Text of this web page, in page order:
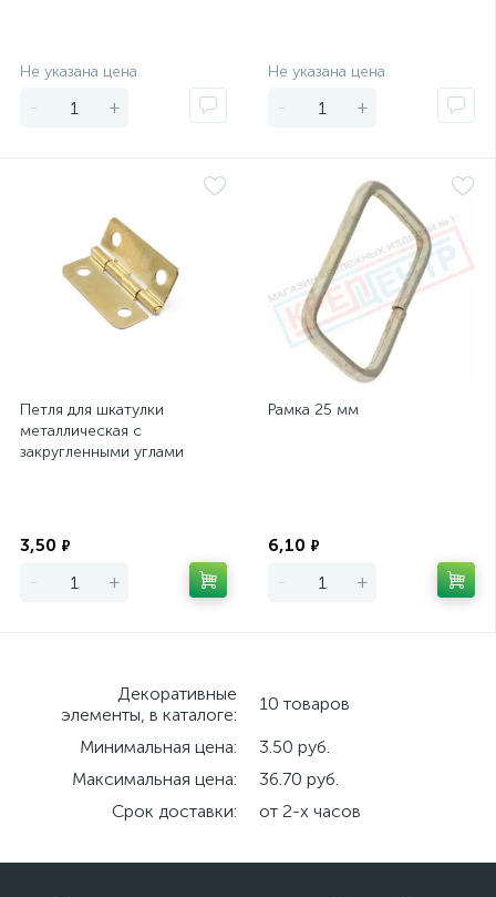
Не указана цена
- +
Не указана цена
- +
Петля для шкатулки
металлическая с
закругленными углами
3,50 ₽
- +
Рамка 25 мм
6,10 ₽
- +
Декоративные
элементы, в каталоге:
10 товаров
Минимальная цена:
3.50 руб.
Максимальная цена:
36.70 руб.
Срок доставки:
от 2-х часов